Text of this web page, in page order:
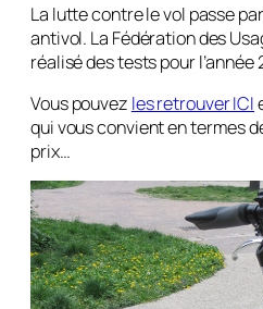
La lutte contre le vol passe
antivol. La Fédération des
réalisé des tests pour l’année
Vous pouvez les retrouver ICI
qui vous convient en termes
prix…